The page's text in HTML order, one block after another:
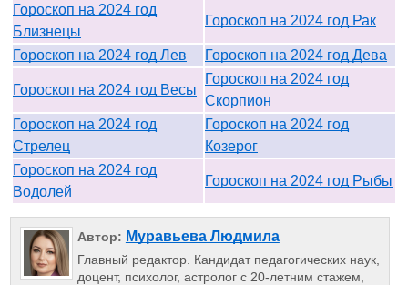
Гороскоп на 2024 год
Близнецы
Гороскоп на 2024 год Рак
Гороскоп на 2024 год Лев Гороскоп на 2024 год Дева
Гороскоп на 2024 год Весы
Гороскоп на 2024 год
Скорпион
Гороскоп на 2024 год
Стрелец
Гороскоп на 2024 год
Козерог
Гороскоп на 2024 год
Водолей
Гороскоп на 2024 год Рыбы
Автор: Муравьева Людмила
Главный редактор. Кандидат педагогических наук,
доцент, психолог, астролог с 20-летним стажем,